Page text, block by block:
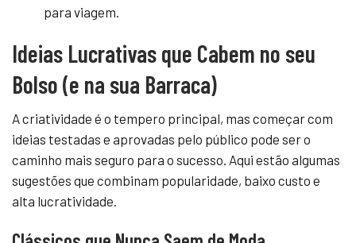
para viagem.
Ideias Lucrativas que Cabem no seu
Bolso (e na sua Barraca)
A criatividade é o tempero principal, mas começar com
ideias testadas e aprovadas pelo público pode ser o
caminho mais seguro para o sucesso. Aqui estão algumas
sugestões que combinam popularidade, baixo custo e
alta lucratividade.